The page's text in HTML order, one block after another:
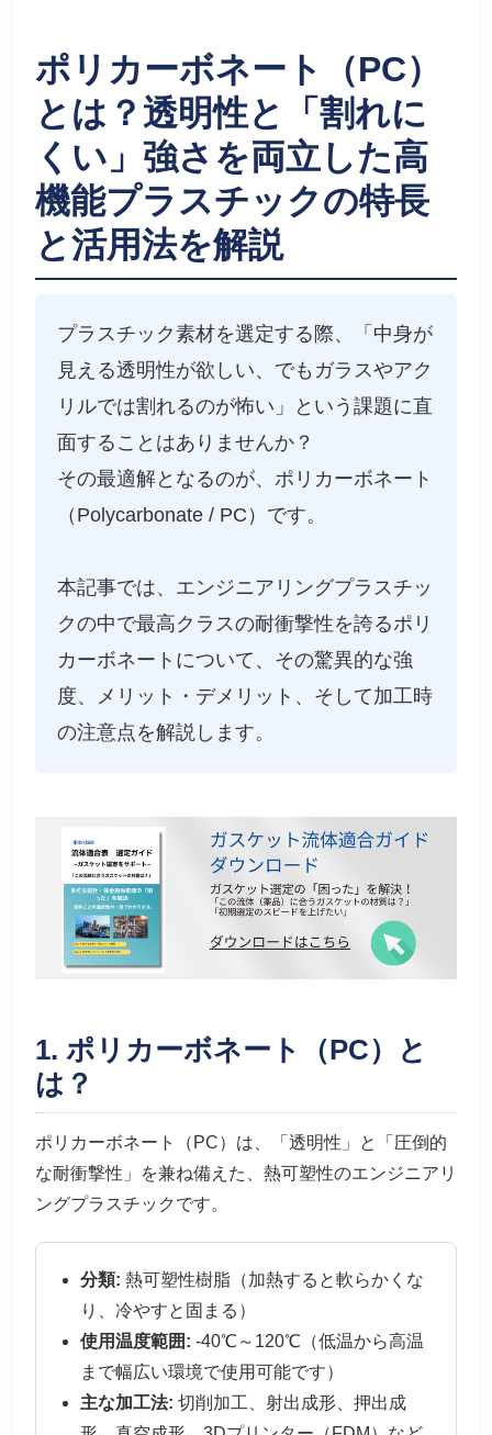
ポリカーボネート（PC）
とは？透明性と「割れに
くい」強さを両立した高
機能プラスチックの特長
と活用法を解説
プラスチック素材を選定する際、「中身が
見える透明性が欲しい、でもガラスやアク
リルでは割れるのが怖い」という課題に直
面することはありませんか？
その最適解となるのが、ポリカーボネート
（Polycarbonate / PC）です。
本記事では、エンジニアリングプラスチッ
クの中で最高クラスの耐衝撃性を誇るポリ
カーボネートについて、その驚異的な強
度、メリット・デメリット、そして加工時
の注意点を解説します。
1. ポリカーボネート（PC）と
は？
ポリカーボネート（PC）は、「透明性」と「圧倒的
な耐衝撃性」を兼ね備えた、熱可塑性のエンジニアリ
ングプラスチックです。
分類: 熱可塑性樹脂（加熱すると軟らかくな
り、冷やすと固まる）
使用温度範囲: -40℃～120℃（低温から高温
まで幅広い環境で使用可能です）
主な加工法: 切削加工、射出成形、押出成